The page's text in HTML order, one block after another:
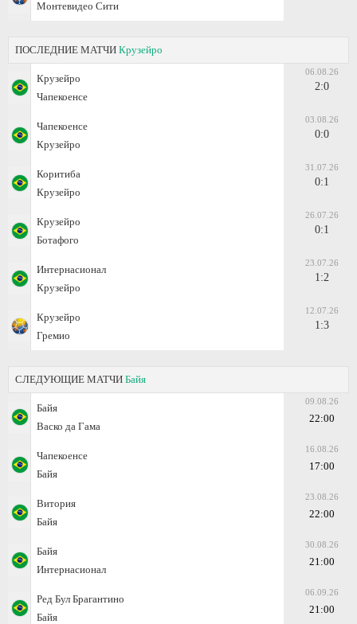
Монтевидео Сити
ПОСЛЕДНИЕ МАТЧИ Крузейро
Крузейро
Чапекоенсе
06.08.26
2:0
Чапекоенсе
Крузейро
03.08.26
0:0
Коритиба
Крузейро
31.07.26
0:1
Крузейро
Ботафого
26.07.26
0:1
Интернасионал
Крузейро
23.07.26
1:2
Крузейро
Гремио
12.07.26
1:3
СЛЕДУЮЩИЕ МАТЧИ Байя
Байя
Васко да Гама
09.08.26
22:00
Чапекоенсе
Байя
16.08.26
17:00
Витория
Байя
23.08.26
22:00
Байя
Интернасионал
30.08.26
21:00
Ред Бул Брагантино
Байя
06.09.26
21:00